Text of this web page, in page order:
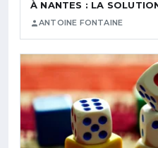
À NANTES : LA
ANTOINE FONTAINE